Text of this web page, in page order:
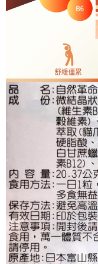
是否繳費成功／繳費後需
https://
１．透過由恩沛科技股份
易，需依本服務之必要範
權轉讓予恩沛科技股份有
２．關於個人資料處理事
https://aftee.tw/terms/
３．未成年的使用者請事
「AFTEE先享後付」，若
４．使用「AFTEE先享
時審查核予不同之上限額
請求用戶進行身份認證。
５．嚴禁一人註冊多個帳
恩沛科技股份有限公司將
每筆NT$125